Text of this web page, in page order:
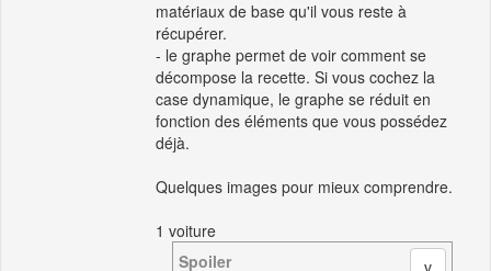
matériaux de base qu'il vous reste à
récupérer.
- le graphe permet de voir comment se
décompose la recette. Si vous cochez la
case dynamique, le graphe se réduit en
fonction des éléments que vous possédez
déjà.
Quelques images pour mieux comprendre.
1 voiture
Spoiler